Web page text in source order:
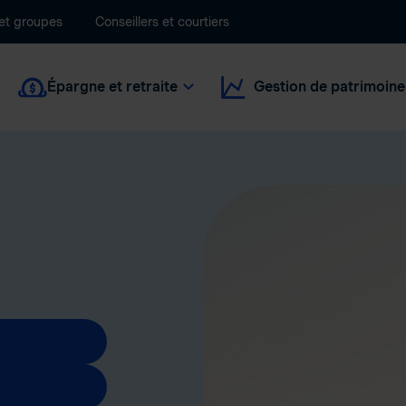
groupes Conseillers et courtiers
Épargne et retraite Gestion de patrimoine